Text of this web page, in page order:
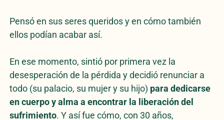
Pensó en sus seres queridos y en cómo también
ellos podían acabar así.
En ese momento, sintió por primera vez la
desesperación de la pérdida y decidió renunciar a
todo (su palacio, su mujer y su hijo) para dedicarse
en cuerpo y alma a encontrar la liberación del
sufrimiento. Y así fue cómo, con 30 años,